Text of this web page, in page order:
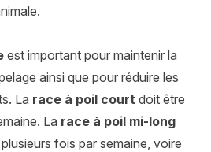
est important pour maintenir la
ainsi que pour réduire les
La race à poil court doit être
La race à poil mi-long
fois par semaine, voire